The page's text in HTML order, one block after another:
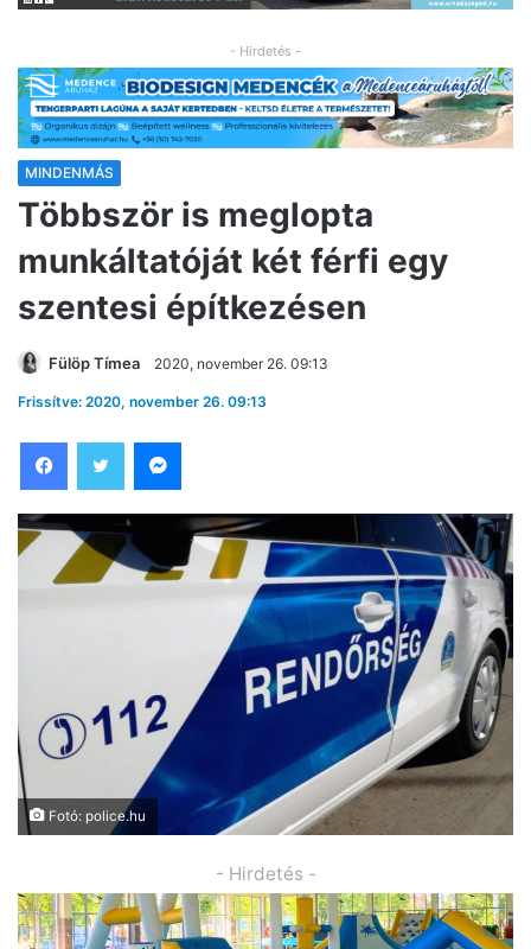
- Hirdetés -
MINDENMÁS
Többször is meglopta
munkáltatóját két férfi egy
szentesi építkezésen
Fülöp Tímea 2020, november 26. 09:13
Frissítve: 2020, november 26. 09:13
Fotó: police.hu
- Hirdetés -